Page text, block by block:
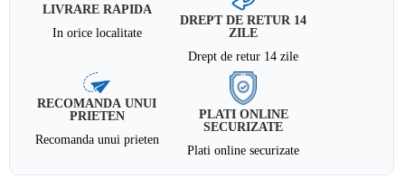
LIVRARE RAPIDA
In orice localitate
DREPT DE RETUR 14
ZILE
Drept de retur 14 zile
RECOMANDA UNUI
PRIETEN
Recomanda unui prieten
PLATI ONLINE
SECURIZATE
Plati online securizate